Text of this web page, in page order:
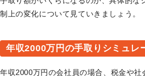
制上の変化について見ていきましょう。
年収2000万円の手取りシミュレ
年収2000万円の会社員の場合、税金や社